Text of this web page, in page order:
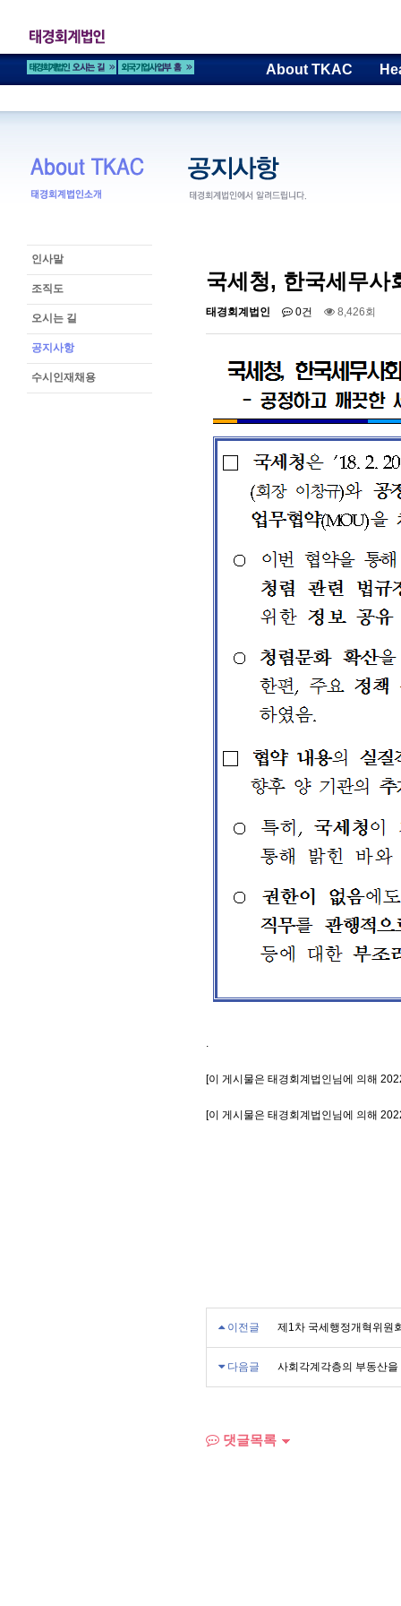
About TKAC
인사말
조직도
오시는 길
공지사항
수시인재채용
국세청, 한국세무사
태경회계법인 0건 8,426회
.
[이 게시물은 태경회계법인님에 의해
[이 게시물은 태경회계법인님에 의해
이전글 제1차 국세행정개혁위원
다음글 사회각계각층의 부동산
댓글목록